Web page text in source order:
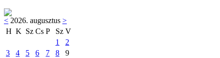
< 2026. augusztus >
H K Sz Cs P Sz V
1
2
3
4 5 6 7 8
9